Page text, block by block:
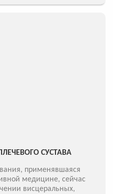
СУСТАВА
применявшаяся
медицине, сейчас
висцеральных,